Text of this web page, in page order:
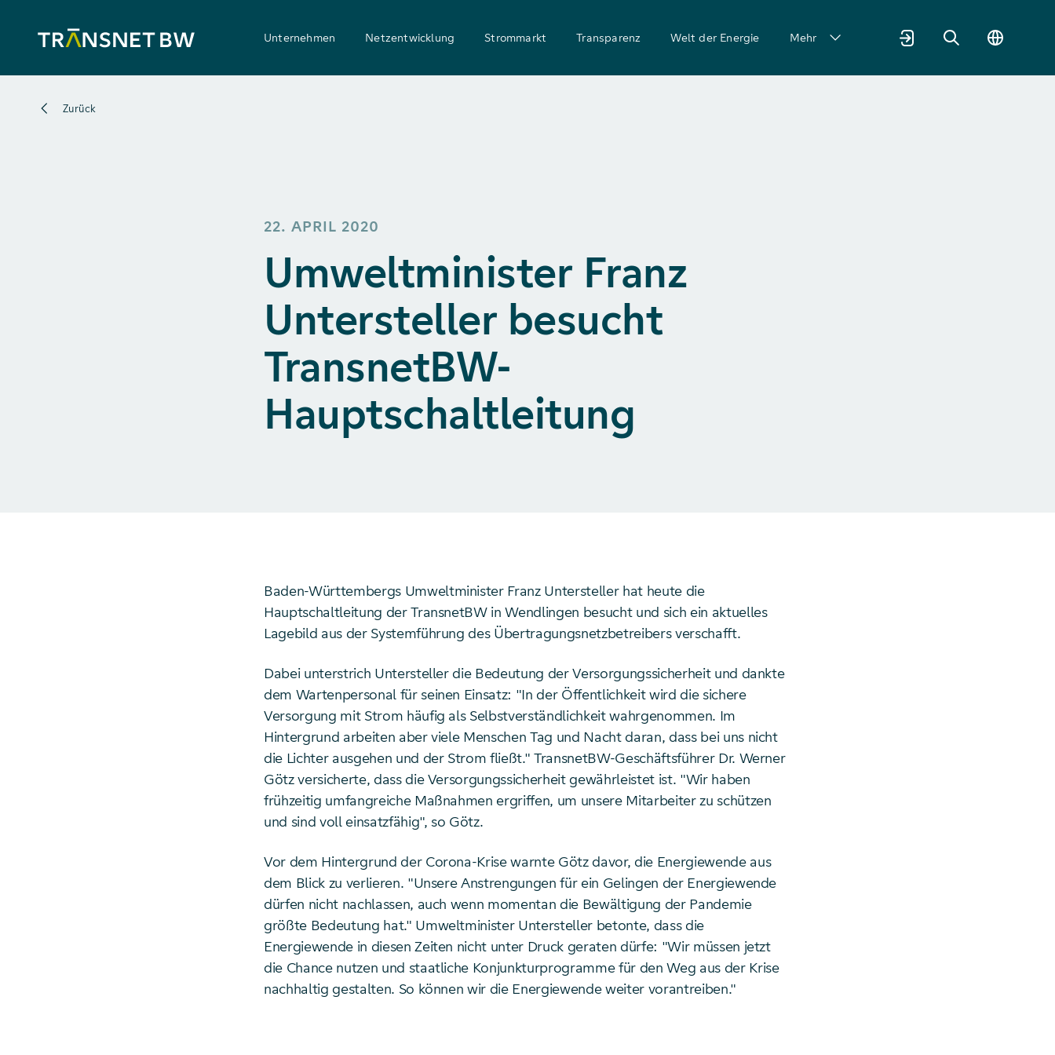
Unternehmen Netzentwicklung Strommarkt Transparenz Welt der Energie Mehr
Zurück
22. APRIL 2020
Umweltminister Franz
Untersteller besucht
TransnetBW-
Hauptschaltleitung
Baden-Württembergs Umweltminister Franz Untersteller hat heute die
Hauptschaltleitung der TransnetBW in Wendlingen besucht und sich ein aktuelles
Lagebild aus der Systemführung des Übertragungsnetzbetreibers verschafft.
Dabei unterstrich Untersteller die Bedeutung der Versorgungssicherheit und dankte
dem Wartenpersonal für seinen Einsatz: "In der Öffentlichkeit wird die sichere
Versorgung mit Strom häufig als Selbstverständlichkeit wahrgenommen. Im
Hintergrund arbeiten aber viele Menschen Tag und Nacht daran, dass bei uns nicht
die Lichter ausgehen und der Strom fließt." TransnetBW-Geschäftsführer Dr. Werner
Götz versicherte, dass die Versorgungssicherheit gewährleistet ist. "Wir haben
frühzeitig umfangreiche Maßnahmen ergriffen, um unsere Mitarbeiter zu schützen
und sind voll einsatzfähig", so Götz.
Vor dem Hintergrund der Corona-Krise warnte Götz davor, die Energiewende aus
dem Blick zu verlieren. "Unsere Anstrengungen für ein Gelingen der Energiewende
dürfen nicht nachlassen, auch wenn momentan die Bewältigung der Pandemie
größte Bedeutung hat." Umweltminister Untersteller betonte, dass die
Energiewende in diesen Zeiten nicht unter Druck geraten dürfe: "Wir müssen jetzt
die Chance nutzen und staatliche Konjunkturprogramme für den Weg aus der Krise
nachhaltig gestalten. So können wir die Energiewende weiter vorantreiben."